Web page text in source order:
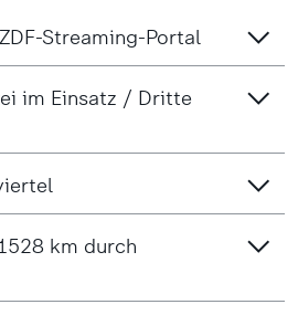
Streaming-Portal
im Einsatz / Dritte
km durch